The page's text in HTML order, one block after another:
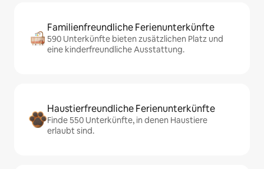
Familienfreundliche Ferienunterkünfte
590 Unterkünfte bieten zusätzlichen Platz und
eine kinderfreundliche Ausstattung.
Haustierfreundliche Ferienunterkünfte
Finde 550 Unterkünfte, in denen Haustiere
erlaubt sind.